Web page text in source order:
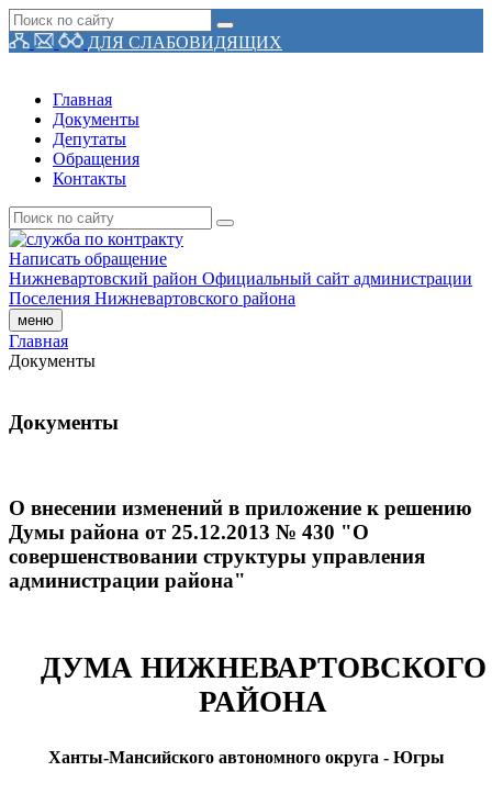
ДЛЯ СЛАБОВИДЯЩИХ
Главная
Документы
Депутаты
Обращения
Контакты
Написать обращение
Нижневартовский район Официальный сайт администрации
Поселения Нижневартовского района
меню
Главная
Документы
Документы
О внесении изменений в приложение к решению
Думы района от 25.12.2013 № 430 "О
совершенствовании структуры управления
администрации района"
ДУМА НИЖНЕВАРТОВСКОГО
РАЙОНА
Ханты-Мансийского автономного округа - Югры